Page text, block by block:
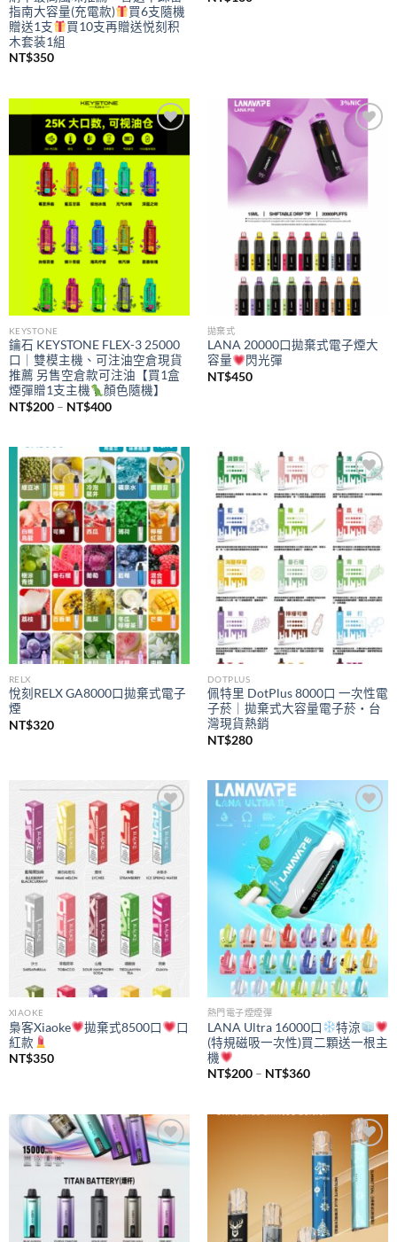
指南大容量(充電款)
買6支隨機
贈送1支
買10支再贈送悦刻积
木套装1組
NT$350
Add to
wishlist
KEYSTONE
鑰石 KEYSTONE FLEX-3 25000
口｜雙模主機、可注油空倉現貨
推薦 另售空倉款可注油【買1盒
煙彈贈1支主機
顏色隨機】
NT$200 – NT$400價
NT$200
到
NT$400
Add to
wishlist
拋棄式
LANA 20000口拋棄式電子煙大
容量
閃光彈
NT$450
Add to
wishlist
RELX
悅刻RELX GA8000口拋棄式電子
煙
NT$320
Add to
DOTPLUS
佩特里 DotPlus 8000口 一次性電
子菸｜拋棄式大容量電子菸・台
灣現貨熱銷
NT$280
Add to
wishlist
XIAOKE
梟客Xiaoke 拋棄式8500口
口
紅款
NT$350
Add to
wishlist
熱門電子煙煙彈
LANA Ultra 16000口
特涼
(特規磁吸一次性)買二顆送一根主
機
NT$200 – NT$360價
NT$200
到
NT$360
Add to
Add to
wishlist